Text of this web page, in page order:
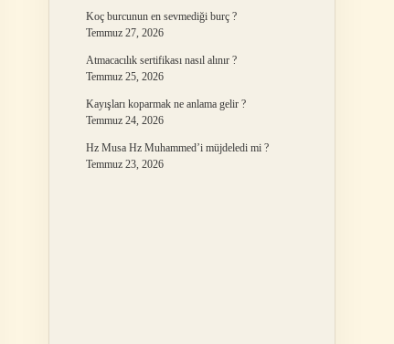
Koç burcunun en sevmediği burç ?
Temmuz 27, 2026
Atmacacılık sertifikası nasıl alınır ?
Temmuz 25, 2026
Kayışları koparmak ne anlama gelir ?
Temmuz 24, 2026
Hz Musa Hz Muhammed’i müjdeledi mi ?
Temmuz 23, 2026